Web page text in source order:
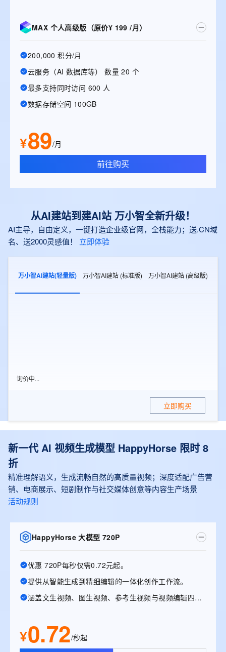
MAX 个人高级版（原价¥ 199 /月）
200,000 积分/月
云服务（AI 数据库等） 数量 20 个
最多支持同时访问 600 人
数据存储空间 100GB
¥89/月
前往购买
从AI建站到建AI站 万小智全新升级！
AI主导，自由定义，一键打造企业级官网，全栈能力；送.CN域
名、送2000灵感值！
立即体验
万小智AI建站(轻量版) 万小智AI建站 (标准版) 万小智AI建站 (高级版)
点击立即购买，获取最新价格
立即购买
新一代 AI 视频生成模型 HappyHorse 限时 8
折
精准理解语义，生成流畅自然的高质量视频；深度适配广告营
销、电商展示、短剧制作与社交媒体创意等内容生产场景
活动规则
HappyHorse 大模型 720P
优惠 720P每秒仅需0.72元起。
提供从智能生成到精细编辑的一体化创作工作流。
¥0.72/秒起